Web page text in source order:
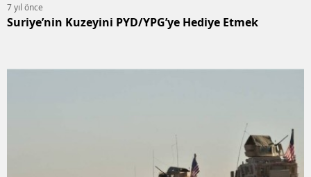
7 yıl önce
Suriye’nin Kuzeyini PYD/YPG’ye Hediye Etmek